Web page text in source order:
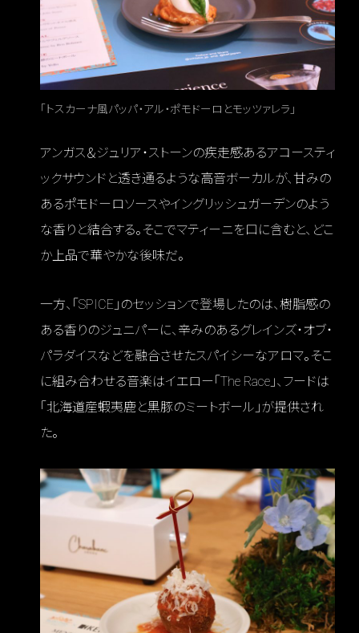
「トスカーナ風パッパ・アル・ポモドーロとモッツァレラ」
アンガス＆ジュリア・ストーンの疾走感あるアコースティ
ックサウンドと透き通るような高音ボーカルが、甘みの
あるポモドーロソースやイングリッシュガーデンのよう
な香りと結合する。そこでマティーニを口に含むと、どこ
か上品で華やかな後味だ。
一方、「SPICE」のセッションで登場したのは、樹脂感の
ある香りのジュニパーに、辛みのあるグレインズ・オブ・
パラダイスなどを融合させたスパイシーなアロマ。そこ
に組み合わせる音楽はイエロー「The Race」、フードは
「北海道産蝦夷鹿と黒豚のミートボール」が提供され
た。